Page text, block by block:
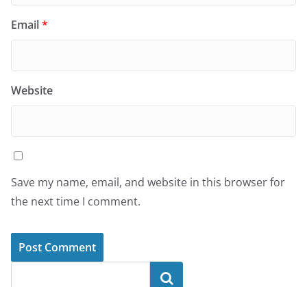
Email*
Website
Save my name, email, and website in this browser for
the next time I comment.
Search